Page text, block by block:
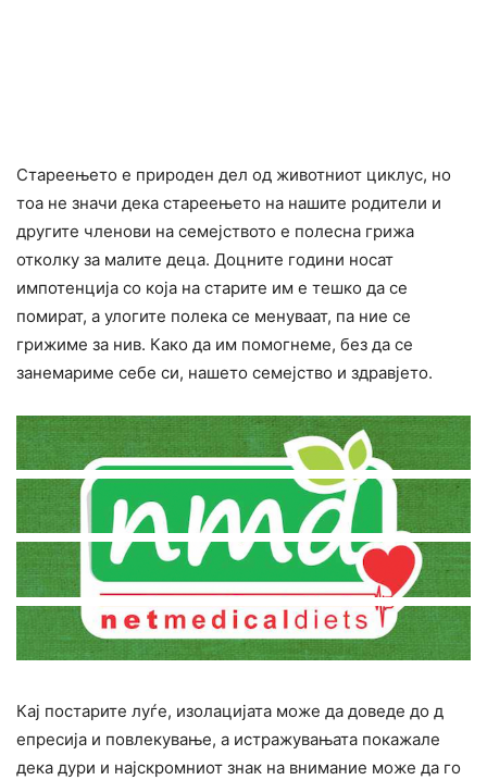
Стареењето е природен дел од животниот циклус, но
тоа не значи дека стареењето на нашите родители и
другите членови на семејството е полесна грижа
отколку за малите деца. Доцните години носат
импотенција со која на старите им е тешко да се
помират, а улогите полека се менуваат, па ние се
грижиме за нив. Како да им помогнеме, без да се
занемариме себе си, нашето семејство и здравјето.
Кај постарите луѓе, изолацијата може да доведе до д
епресија и повлекување, а истражувањата покажале
дека дури и најскромниот знак на внимание може да го